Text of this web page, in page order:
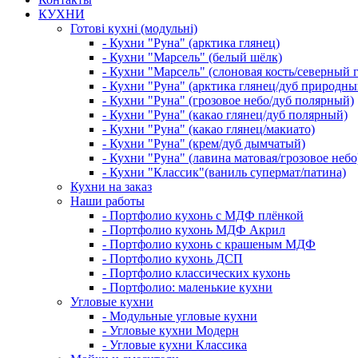
КУХНИ
Готові кухні (модульні)
- Кухни "Руна" (арктика глянец)
- Кухни "Марсель" (белый шёлк)
- Кухни "Марсель" (слоновая кость/северный
- Кухни "Руна" (арктика глянец/дуб
- Кухни "Руна" (грозовое небо/дуб полярный)
- Кухни "Руна" (какао глянец/дуб полярный)
- Кухни "Руна" (какао глянец/макиато)
- Кухни "Руна" (крем/дуб дымчатый)
- Кухни "Руна" (лавина матовая/грозовое
- Кухни "Классик"(ваниль супермат/патина)
Кухни на заказ
Наши работы
- Портфолио кухонь с МДФ плёнкой
- Портфолио кухонь МДФ Акрил
- Портфолио кухонь с крашеным МДФ
- Портфолио кухонь ДСП
- Портфолио классических кухонь
- Портфолио: маленькие кухни
Угловые кухни
- Модульные угловые кухни
- Угловые кухни Модерн
- Угловые кухни Классика